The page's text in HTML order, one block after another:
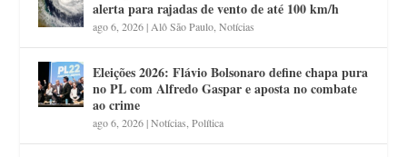
alerta para rajadas de vento de até 100 km/h
ago 6, 2026| Alô São Paulo ,Notícias
Eleições 2026: Flávio Bolsonaro define chapa pura
no PL com Alfredo Gaspar e aposta no combate
ao crime
ago 6, 2026|Notícias ,Política